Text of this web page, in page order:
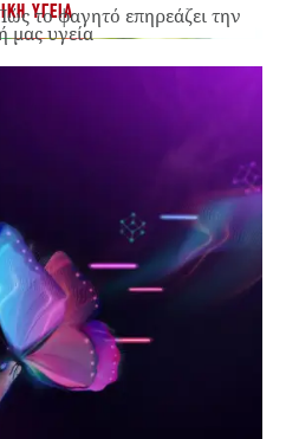
ΥΓΕΙΑ
το φαγητό επηρεάζει την
μας υγεία